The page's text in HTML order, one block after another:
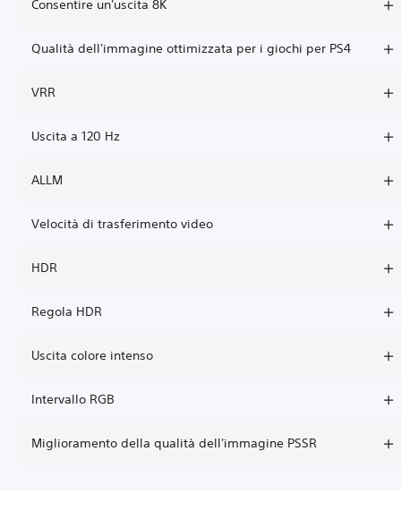
Consentire un'uscita 8K
Qualità dell'immagine ottimizzata per i giochi per PS4
VRR
Uscita a 120 Hz
ALLM
Velocità di trasferimento video
HDR
Regola HDR
Uscita colore intenso
Intervallo RGB
Miglioramento della qualità dell'immagine PSSR